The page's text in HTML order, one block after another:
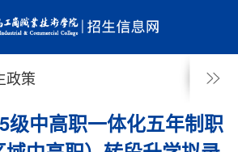
政策
级中高职一体化五年制职